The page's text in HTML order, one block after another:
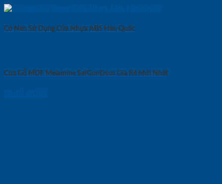
Có Nên Sử Dụng Cửa Nhựa ABS Hàn Quốc
Cửa Gỗ MDF Melamine SaiGonDoor Gía Rẻ Mới Nhất
08/01/2025